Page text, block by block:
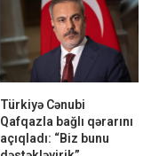
Türkiyə Cənubi
Qafqazla bağlı qərarını
açıqladı: “Biz bunu